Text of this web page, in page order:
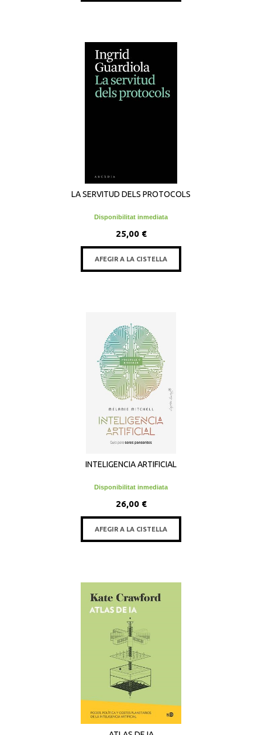
LA SERVITUD DELS PROTOCOLS
Disponibilitat inmediata
25,00 €
AFEGIR A LA CISTELLA
INTELIGENCIA ARTIFICIAL
Disponibilitat inmediata
26,00 €
AFEGIR A LA CISTELLA